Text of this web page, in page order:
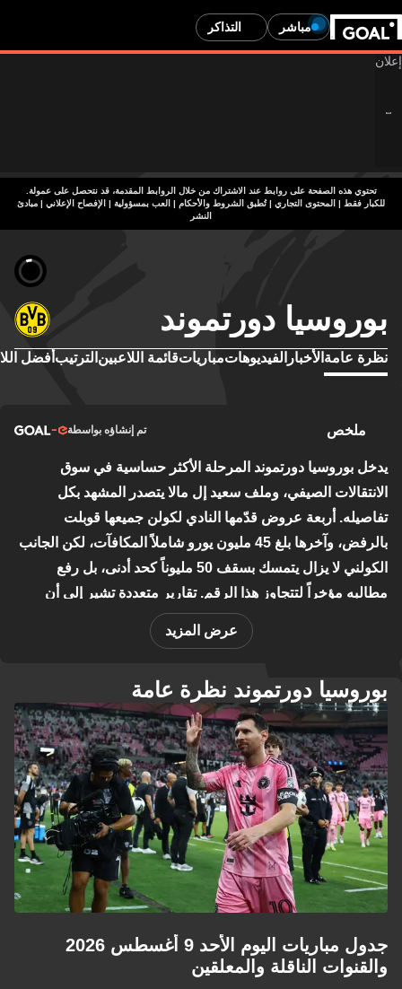
مباشر التذاكر
تحتوي هذه الصفحة على روابط عند الاشتراك من خلال الروابط المقدمة، قد نتحصل على عمولة.
للكبار فقط | المحتوى التجاري | تُطبق الشروط والأحكام | العب بمسؤولية
| الإفصاح الإعلاني | مبادئ
النشر
بوروسيا دورتموند
نظرة عامة الأخبار الفيديوهاتمبارياتقائمة اللاعبين الترتيب أفضل
ملخص تم إنشاؤه بواسطة
يدخل بوروسيا دورتموند المرحلة الأكثر حساسية في سوق
الانتقالات الصيفي، وملف سعيد إل مالا يتصدر المشهد بكل
تفاصيله. أربعة عروض قدّمها النادي لكولن جميعها قوبلت
بالرفض، وآخرها بلغ 45 مليون يورو شاملاً المكافآت، لكن الجانب
الكولني لا يزال يتمسك بسقف 50 مليوناً كحد أدنى، بل رفع
مطالبه مؤخراً لتتجاوز هذا الرقم. تقارير متعددة تشير إلى أن
و55 مليون يورو، وهو ما يتخطى السقف الذي فرضه النادي على
اللاعب البالغ 19 عاماً كلما تأخر البت في أمره.
في الوقت ذاته، يواجه النادي تعقيدات على جبهة أخرى. نيوكاسل
يونايتد يُصعّد اهتمامه بفيليكس نميشا، لكن المدير الرياضي أوله
بوك أكد أن رحيله في الصيف الحالي شبه مستحيل ما لم تُقدَّم
مبالغ فلكية تتجاوز 100 مليون يورو. النادي أيضاً أتمّ التعاقد مع
كونستانتينوس كاريتساس من خينك البلجيكي مقابل 30 مليون
يورو، وهو صفقة تُعدّ الأغلى في تاريخ النادي تقريباً، وجاء الاتفاق
بفضل إصرار اللاعب شخصياً على الانضمام.
ميدانياً، حقق دورتموند فوزاً وديّاً على إف سي طوكيو بهدف دون
كاب بلندن. الموسم الرسمي يبدأ في 22 أغسطس بالسوبر كاب
أمام بايرن ميونخ.
عرض المزيد
بوروسيا دورتموند نظرة عامة
جدول مباريات اليوم الأحد 9 أغسطس 2026
والقنوات الناقلة والمعلقين